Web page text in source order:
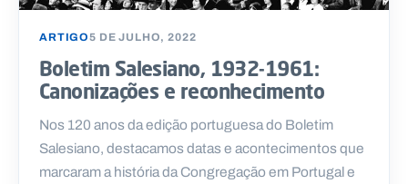
ARTIGO5 DE JULHO, 2022
Boletim Salesiano, 1932-1961:
Canonizações e reconhecimento
Nos 120 anos da edição portuguesa do Boletim
Salesiano, destacamos datas e acontecimentos que
marcaram a história da Congregação em Portugal e